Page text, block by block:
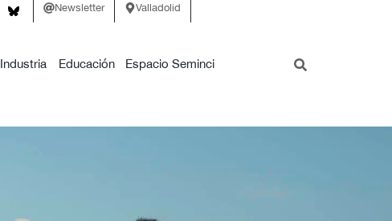
Newsletter Valladolid
Industria Educación Espacio Seminci